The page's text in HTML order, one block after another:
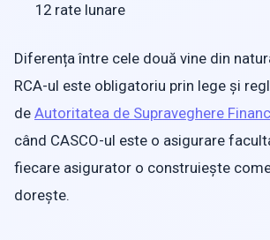
12 rate lunare
Diferența între cele două vine din
RCA-ul este obligatoriu prin lege și
de Autoritatea de Supraveghere
când CASCO-ul este o asigurare
fiecare asigurator o construiește
dorește.